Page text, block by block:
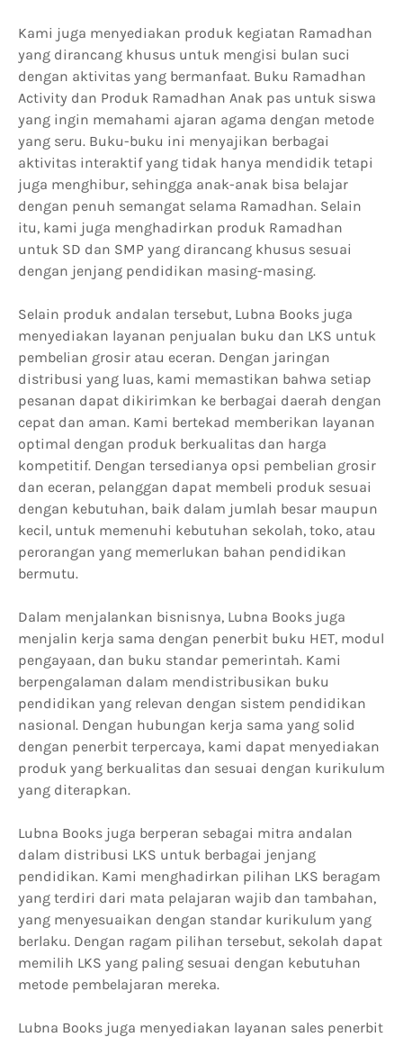
Kami juga menyediakan produk kegiatan Ramadhan
yang dirancang khusus untuk mengisi bulan suci
dengan aktivitas yang bermanfaat. Buku Ramadhan
Activity dan Produk Ramadhan Anak pas untuk siswa
yang ingin memahami ajaran agama dengan metode
yang seru. Buku-buku ini menyajikan berbagai
aktivitas interaktif yang tidak hanya mendidik tetapi
juga menghibur, sehingga anak-anak bisa belajar
dengan penuh semangat selama Ramadhan. Selain
itu, kami juga menghadirkan produk Ramadhan
untuk SD dan SMP yang dirancang khusus sesuai
dengan jenjang pendidikan masing-masing.
Selain produk andalan tersebut, Lubna Books juga
menyediakan layanan penjualan buku dan LKS untuk
pembelian grosir atau eceran. Dengan jaringan
distribusi yang luas, kami memastikan bahwa setiap
pesanan dapat dikirimkan ke berbagai daerah dengan
cepat dan aman. Kami bertekad memberikan layanan
optimal dengan produk berkualitas dan harga
kompetitif. Dengan tersedianya opsi pembelian grosir
dan eceran, pelanggan dapat membeli produk sesuai
dengan kebutuhan, baik dalam jumlah besar maupun
kecil, untuk memenuhi kebutuhan sekolah, toko, atau
perorangan yang memerlukan bahan pendidikan
bermutu.
Dalam menjalankan bisnisnya, Lubna Books juga
menjalin kerja sama dengan penerbit buku HET, modul
pengayaan, dan buku standar pemerintah. Kami
berpengalaman dalam mendistribusikan buku
pendidikan yang relevan dengan sistem pendidikan
nasional. Dengan hubungan kerja sama yang solid
dengan penerbit terpercaya, kami dapat menyediakan
produk yang berkualitas dan sesuai dengan kurikulum
yang diterapkan.
Lubna Books juga berperan sebagai mitra andalan
dalam distribusi LKS untuk berbagai jenjang
pendidikan. Kami menghadirkan pilihan LKS beragam
yang terdiri dari mata pelajaran wajib dan tambahan,
yang menyesuaikan dengan standar kurikulum yang
berlaku. Dengan ragam pilihan tersebut, sekolah dapat
memilih LKS yang paling sesuai dengan kebutuhan
metode pembelajaran mereka.
Lubna Books juga menyediakan layanan sales penerbit